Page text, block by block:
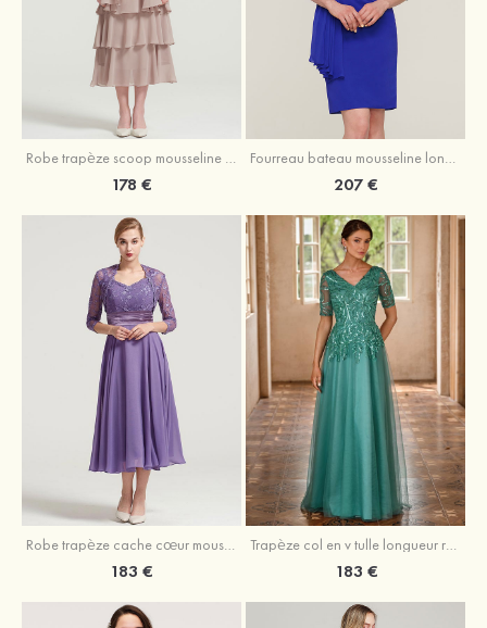
Robe trapèze scoop mousseline longueur mollet robe de mère de la mariée avec appliqué volants veste
178 €
Fourreau bateau mousseline longueur genou robe de mère de la mariée avec appliqué perle plissé veste
207 €
Robe trapèze cache cœur mousseline longueur mollet robe de mère de la mariée avec plissé veste
183 €
Trapèze col en v tulle longueur ras du sol robe de mère de la mariée avec perles paillettes
183 €